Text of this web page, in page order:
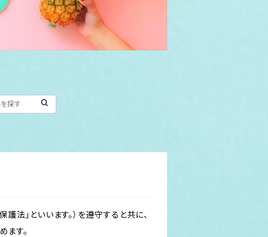
」といいます。）を遵守すると共に、
ます。